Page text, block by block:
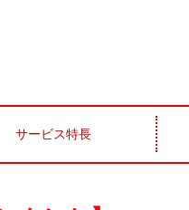
サービス特長